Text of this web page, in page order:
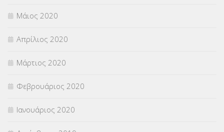
Μάιος 2020
Απρίλιος 2020
Μάρτιος 2020
Φεβρουάριος 2020
Ιανουάριος 2020